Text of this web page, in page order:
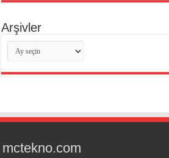
Arşivler
Arşivler
mctekno.com